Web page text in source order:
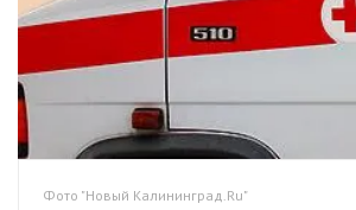
Фото "Новый Калининград.Ru"